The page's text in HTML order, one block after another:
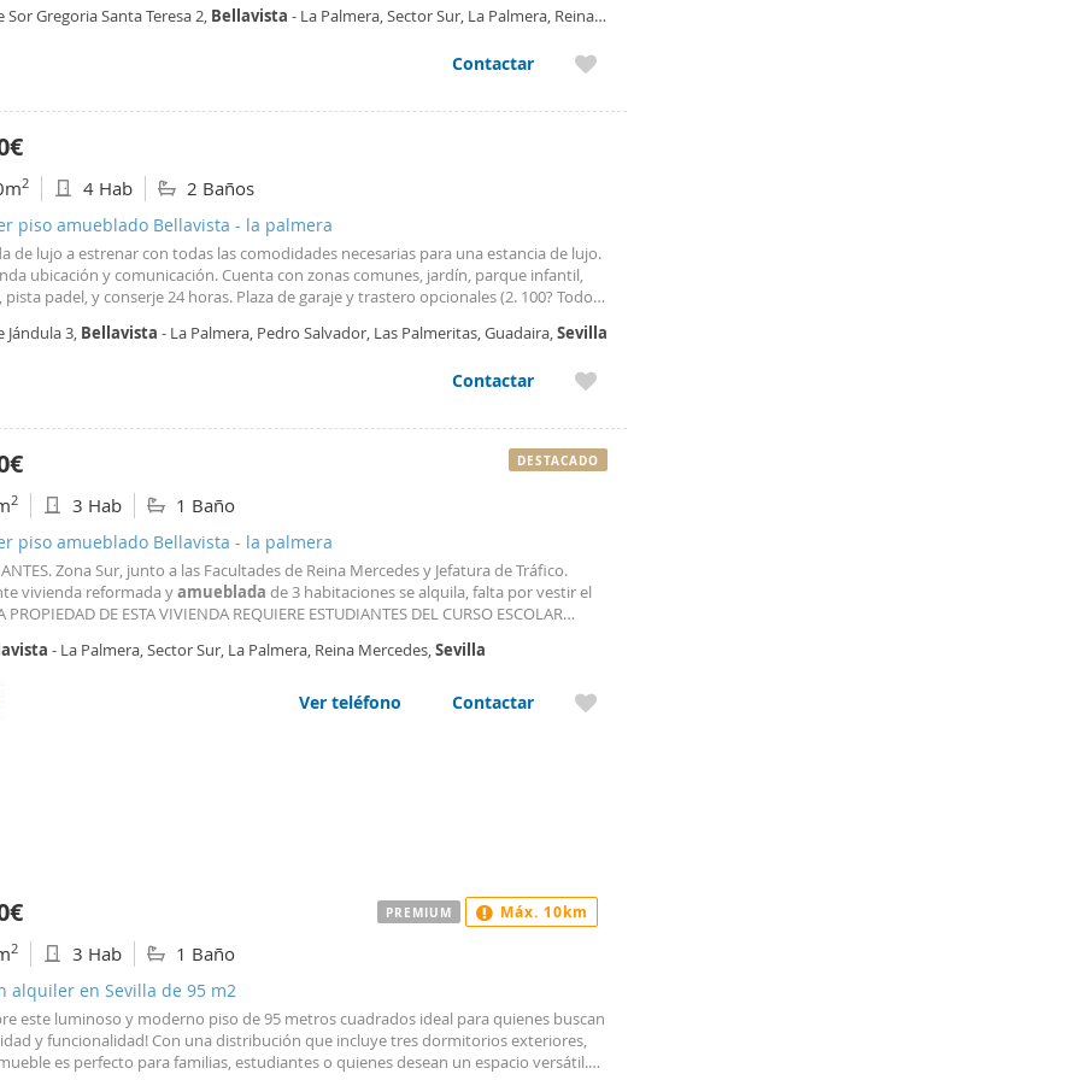
En calle muy tranquila, fácil aparcamiento, buenas
Sor Gregoria Santa Teresa 2, Bellavista - La Palmera, Sector Sur, La Palmera, Reina
Contactar
2 4 Hab 2 Baños
piso amueblado Bellavista - la palmera
de lujo a estrenar con todas las comodidades necesarias para una estancia de lujo.
ubicación y comunicación. Cuenta con zonas comunes, jardín, parque infantil,
pista padel, y conserje 24 horas. Plaza de garaje y trastero opcionales (2. 100? Todo
Jándula 3, Bellavista - La Palmera, Pedro Salvador, Las Palmeritas, Guadaira,Sevilla
Contactar
2 3 Hab 1 Baño
piso amueblado Bellavista - la palmera
Zona Sur, junto a las Facultades de Reina Mercedes y Jefatura de Tráfico.
vivienda reformada yamueblada de 3 habitaciones se alquila, falta por vestir el
PROPIEDAD DE ESTA VIVIENDA REQUIERE ESTUDIANTES DEL CURSO ESCOLAR
yamuebladacon electrodomésticos, con horno
- La Palmera, Sector Sur, La Palmera, Reina Mercedes,Sevilla
Ver teléfono Contactar
DESTACADO
2 3 Hab 1 Baño
alquiler en Sevilla de 95 m2
este luminoso y moderno piso de 95 metros cuadrados ideal para quienes buscan
y funcionalidad! Con una distribución que incluye tres dormitorios exteriores,
es perfecto para familias, estudiantes o quienes desean un espacio versátil.
PREMIUM Máx. 10km